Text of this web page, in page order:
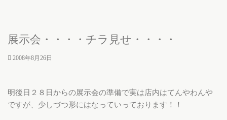
展示会・・・・チラ見せ・・・・
2008年8月26日
明後日２８日からの展示会の準備で実は店内はてんやわんや
ですが、少しづつ形にはなっていっております！！